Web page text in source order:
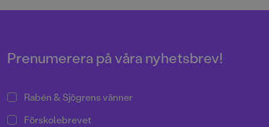
Prenumerera på våra nyhetsbrev!
Rabén & Sjögrens vänner
Förskolebrevet